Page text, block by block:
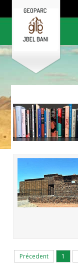
Précedent 1